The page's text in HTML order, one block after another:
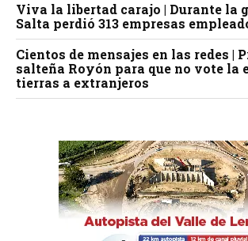
Viva la libertad carajo | Durante la
Salta perdió 313 empresas
Cientos de mensajes en las redes |
salteña Royón para que no vote la
tierras a extranjeros